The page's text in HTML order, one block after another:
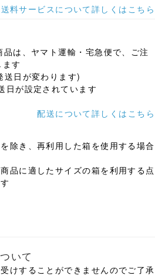
送料サービスについて詳しくはこちら
は、ヤマト運輸・宅急便で、ご注
す
送日が変わります)
日が設定されています
配送について詳しくはこちら
除き、再利用した箱を使用する場合
品に適したサイズの箱を利用する点
いて
けすることができませんのでご了承